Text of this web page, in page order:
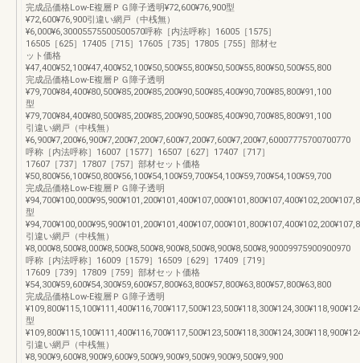
完成品価格Low-E複層ＰＧ障子透明¥72,600¥76,900型
¥72,600¥76,900引違い網戸（中桟無）
¥6,000¥6,30005575500500570呼称［内法呼称］16005［1575］
16505［625］17405［715］17605［735］17805［755］部材セ
ット価格
¥47,400¥52,100¥47,400¥52,100¥50,500¥55,800¥50,500¥55,800¥50,500¥55,800
完成品価格Low-E複層ＰＧ障子透明
¥79,700¥84,400¥80,500¥85,200¥85,200¥90,500¥85,400¥90,700¥85,800¥91,100
型
¥79,700¥84,400¥80,500¥85,200¥85,200¥90,500¥85,400¥90,700¥85,800¥91,100
引違い網戸（中桟無）
¥6,900¥7,200¥6,900¥7,200¥7,200¥7,600¥7,200¥7,600¥7,200¥7,60007775700700770
呼称［内法呼称］16007［1577］16507［627］17407［717］
17607［737］17807［757］部材セット価格
¥50,800¥56,100¥50,800¥56,100¥54,100¥59,700¥54,100¥59,700¥54,100¥59,700
完成品価格Low-E複層ＰＧ障子透明
型
引違い網戸（中桟無）
¥8,000¥8,500¥8,000¥8,500¥8,500¥8,900¥8,500¥8,900¥8,500¥8,90009975900900970
呼称［内法呼称］16009［1579］16509［629］17409［719］
17609［739］17809［759］部材セット価格
¥54,300¥59,600¥54,300¥59,600¥57,800¥63,800¥57,800¥63,800¥57,800¥63,800
完成品価格Low-E複層ＰＧ障子透明
型
引違い網戸（中桟無）
¥8,900¥9,600¥8,900¥9,600¥9,500¥9,900¥9,500¥9,900¥9,500¥9,900